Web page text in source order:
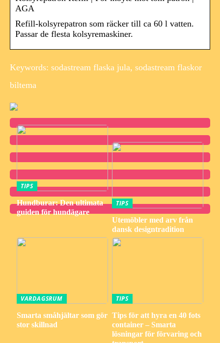
AGA
Refill-kolsyrepatron som räcker till ca 60 l vatten.
Passar de flesta kolsyremaskiner.
Keywords: sodastream flaska jula, sodastream flaskor
biltema
TIPS
Hundburar: Den ultimata
guiden för hundägare
TIPS
Utemöbler med arv från
dansk designtradition
VARDAGSRUM
Smarta småhjältar som gör
stor skillnad
TIPS
Tips för att hyra en 40 fots
container – Smarta
lösningar för förvaring och